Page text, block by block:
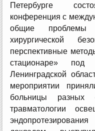
Петербурге
конференция с
общие проблемы
хирургической
перспективные
стационаре» под
Ленинградской
мероприятии
больницы разных
травматологии